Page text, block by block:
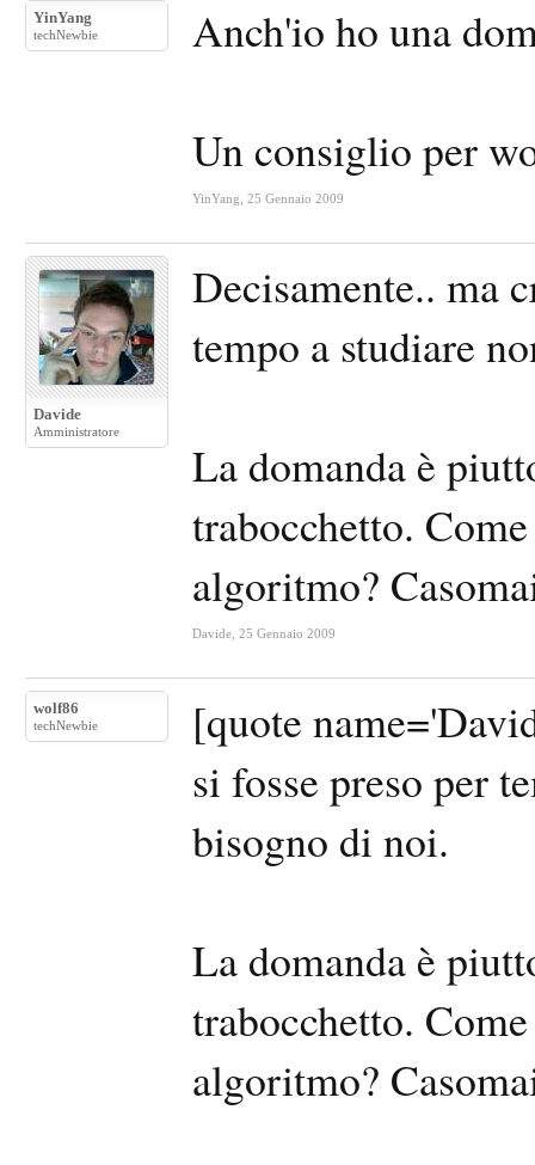
YinYang
techNewbie Anch'io ho una
Un consiglio per
YinYang 25 Gennaio 2009
Davide
Amministratore
Decisamente.. ma
tempo a studiare
La domanda è
trabocchetto.
algoritmo?
Davide 25 Gennaio 2009
wolf86
techNewbie
[quote
si fosse preso per
bisogno di noi.
La domanda è
trabocchetto.
algoritmo?